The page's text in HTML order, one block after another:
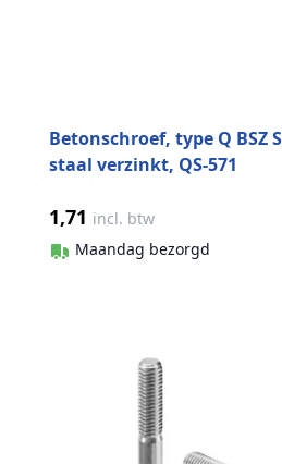
Betonschroef, type Q BSZ
staal verzinkt, QS-571
1,71 incl. btw
Maandag bezorgd